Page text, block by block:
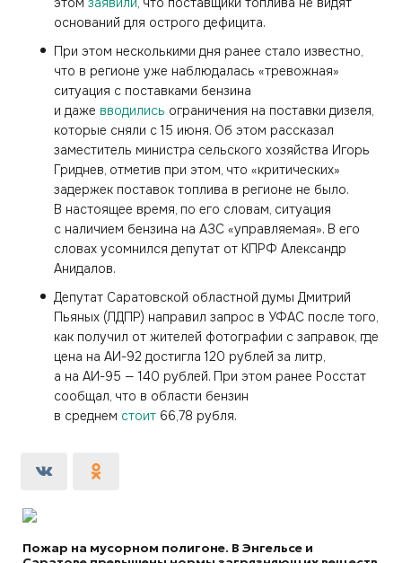
оснований для острого дефицита.
При этом несколькими дня ранее стало известно,
что в регионе уже наблюдалась «тревожная»
ситуация с поставками бензина
и даже вводились ограничения на поставки дизеля,
которые сняли с 15 июня. Об этом рассказал
заместитель министра сельского хозяйства Игорь
Гриднев, отметив при этом, что «критических»
задержек поставок топлива в регионе не было.
В настоящее время, по его словам, ситуация
с наличием бензина на АЗС «управляемая». В его
словах усомнился депутат от КПРФ Александр
Анидалов.
Депутат Саратовской областной думы Дмитрий
Пьяных (ЛДПР) направил запрос в УФАС после того,
как получил от жителей фотографии с заправок, где
цена на АИ-92 достигла 120 рублей за литр,
а на АИ-95 — 140 рублей. При этом ранее Росстат
сообщал, что в области бензин
в среднем стоит 66,78 рубля.
Пожар на мусорном полигоне. В Энгельсе и